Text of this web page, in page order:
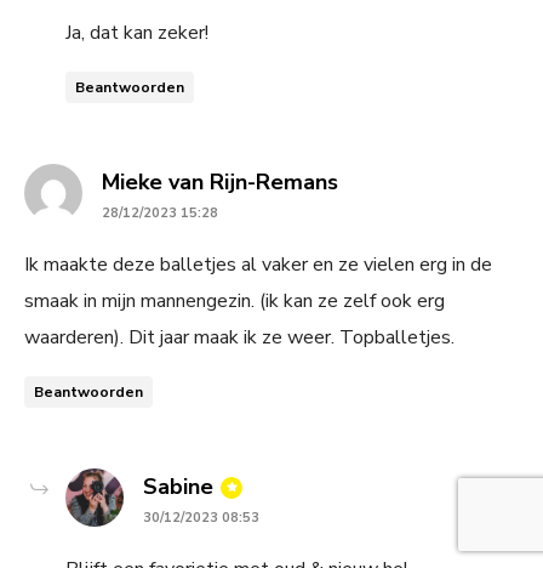
Ja, dat kan zeker!
Beantwoorden
Mieke van Rijn-Remanssays:
28/12/2023 15:28
Ik maakte deze balletjes al vaker en ze vielen erg in de
smaak in mijn mannengezin. (ik kan ze zelf ook erg
waarderen). Dit jaar maak ik ze weer. Topballetjes.
Beantwoorden
Sabine says:
30/12/2023 08:53